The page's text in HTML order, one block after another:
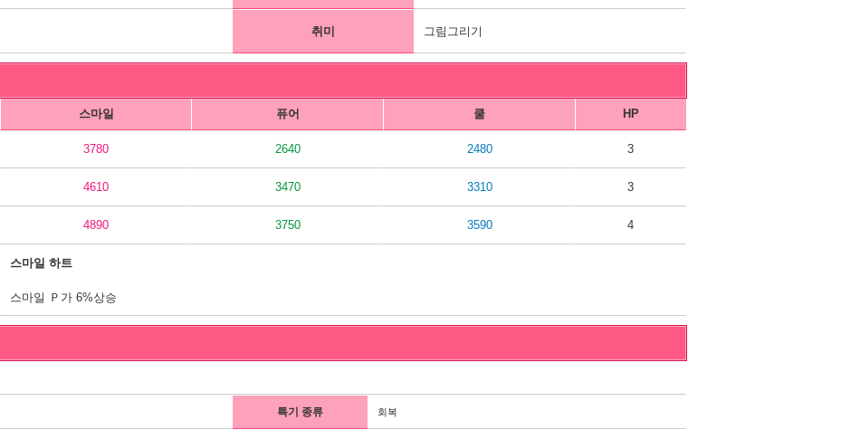
취미 그림그리기
스마일 퓨어 쿨 HP
3780 2640 2480 3
4610 3470 3310 3
4890 3750 3590 4
스마일 하트
스마일 Ｐ가 6%상승
특기 종류 회복